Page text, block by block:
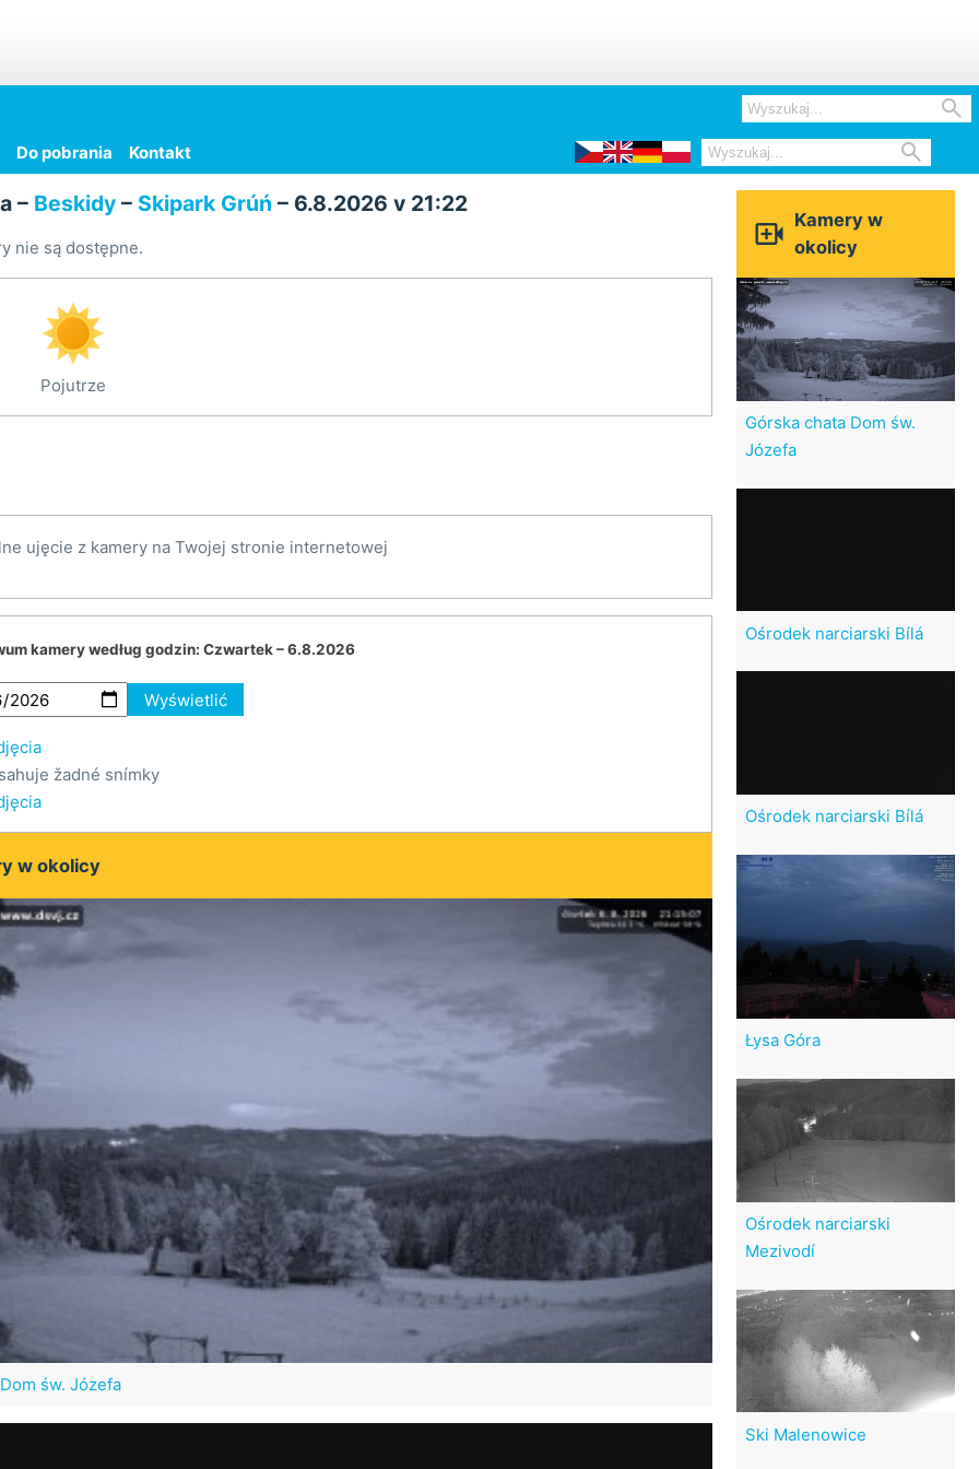

Do pobrania Kontakt 
– Beskidy– Skipark Grúń – 6.8.2026 v 21:22
nie są dostępne.
Pojutrze
ujęcie z kamery na Twojej stronie internetowej
kamery według godzin: Czwartek – 6.8.2026
Wyświetlić
žadné snímky
w okolicy
św. Józefa
 Kamery w
okolicy
Górska chata Dom św.
Józefa
Ośrodek narciarski Bílá
Ośrodek narciarski Bílá
Łysa Góra
Ośrodek narciarski
Mezivodí
Ski Malenowice